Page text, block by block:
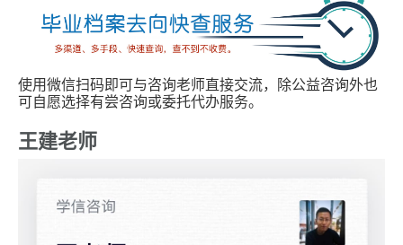
微咨询
人才服务
留学和考研
案例
关于我们
使用微信扫码即可与咨询老师直接交流，除公益咨询外也
可自愿选择有尝咨询或委托代办服务。
王建老师